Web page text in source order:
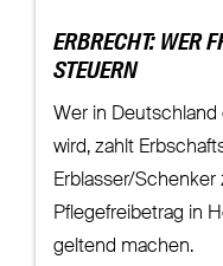
ERBRECHT: WER
STEUERN
Wer in
wird, zahlt
Erblasser/Schenker
Pflegefreibetrag in
geltend machen.